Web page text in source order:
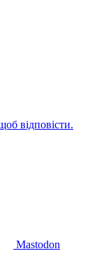
відповісти.
Mastodon